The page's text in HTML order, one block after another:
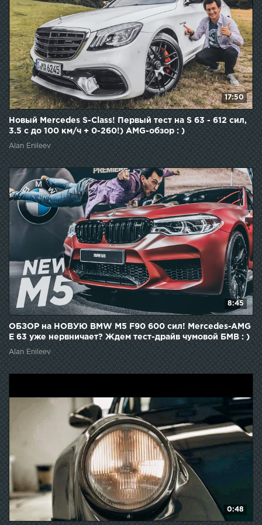
17:50
Новый Mercedes S-Class! Первый тест на S 63 - 612 сил,
3.5 с до 100 км/ч + 0-260!) AMG-обзор : )
Alan Enileev
8:45
ОБЗОР на НОВУЮ BMW M5 F90 600 сил! Mercedes-AMG
E 63 уже нервничает? Ждем тест-драйв чумовой БМВ : )
Alan Enileev
0:48